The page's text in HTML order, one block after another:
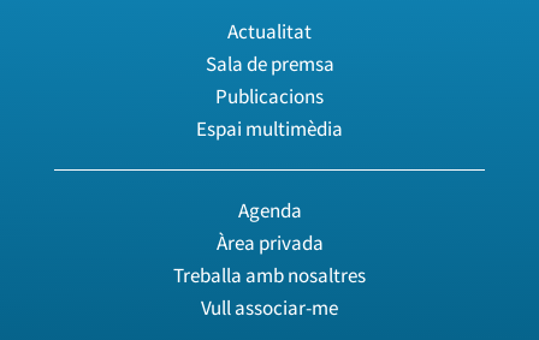
Actualitat
Sala de premsa
Publicacions
Espai multimèdia
Agenda
Àrea privada
Treballa amb nosaltres
Vull associar-me